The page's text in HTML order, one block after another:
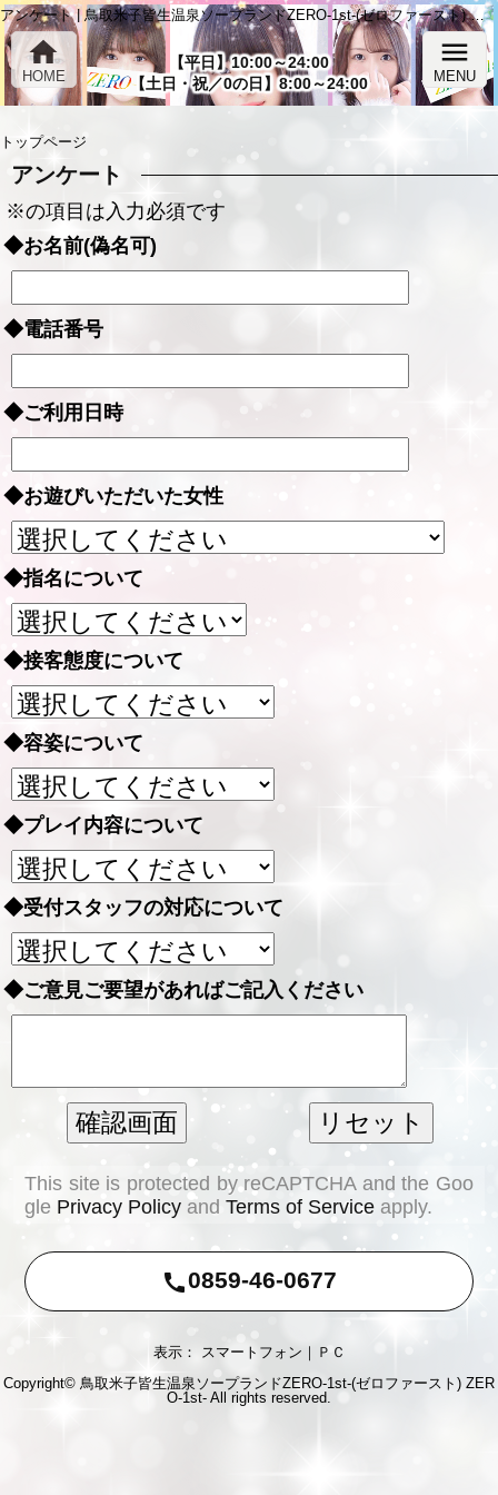
アンケート | 鳥取米子皆生温泉ソープランドZERO-1st-(ゼロファースト) 「ZERO-1st-」
【平日】10:00～24:00
【土日・祝／0の日】8:00～24:00
home
HOME
menu
MENU
トップページ
アンケート
※の項目は入力必須です
◆お名前(偽名可)
◆電話番号
◆ご利用日時
◆お遊びいただいた女性
◆指名について
◆接客態度について
◆容姿について
◆プレイ内容について
◆受付スタッフの対応について
◆ご意見ご要望があればご記入ください
This site is protected by reCAPTCHA and the Goo
gle Privacy Policy andTerms of Service apply.
call0859-46-0677
表示： スマートフォン｜ ＰＣ
Copyright© 鳥取米子皆生温泉ソープランドZERO-1st-(ゼロファースト) ZER
O-1st- All rights reserved.